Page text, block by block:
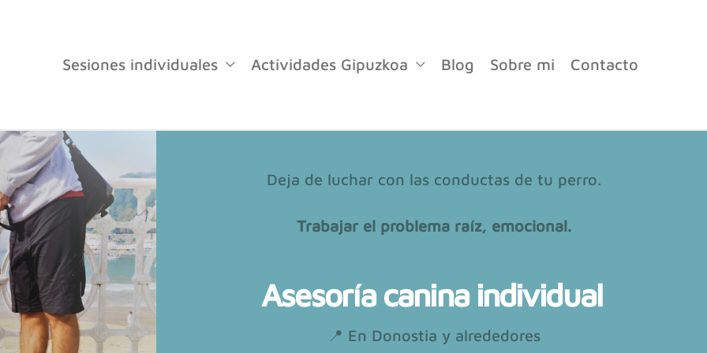
Sesiones individuales
Actividades Gipuzkoa Blog Sobre mi Contacto
Deja de luchar con las conductas de tu perro.
Trabajar el problema raíz, emocional.
Asesoría canina individual
📍 En Donostia y alrededores